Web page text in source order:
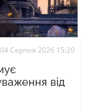
04 Серпня 2026 15:20
від